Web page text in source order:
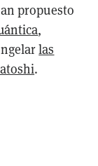
propuesto
,
las
.